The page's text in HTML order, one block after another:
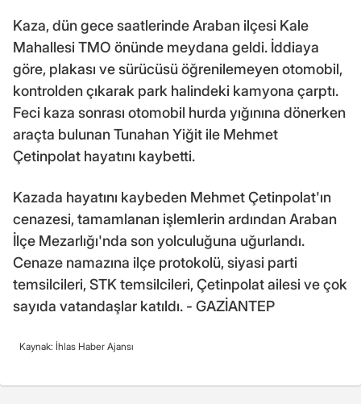
Kaza, dün gece saatlerinde Araban ilçesi Kale
Mahallesi TMO önünde meydana geldi. İddiaya
göre, plakası ve sürücüsü öğrenilemeyen otomobil,
kontrolden çıkarak park halindeki kamyona çarptı.
Feci kaza sonrası otomobil hurda yığınına dönerken
araçta bulunan Tunahan Yiğit ile Mehmet
Çetinpolat hayatını kaybetti.
Kazada hayatını kaybeden Mehmet Çetinpolat'ın
cenazesi, tamamlanan işlemlerin ardından Araban
İlçe Mezarlığı'nda son yolculuğuna uğurlandı.
Cenaze namazına ilçe protokolü, siyasi parti
temsilcileri, STK temsilcileri, Çetinpolat ailesi ve çok
sayıda vatandaşlar katıldı. - GAZİANTEP
Kaynak: İhlas Haber Ajansı